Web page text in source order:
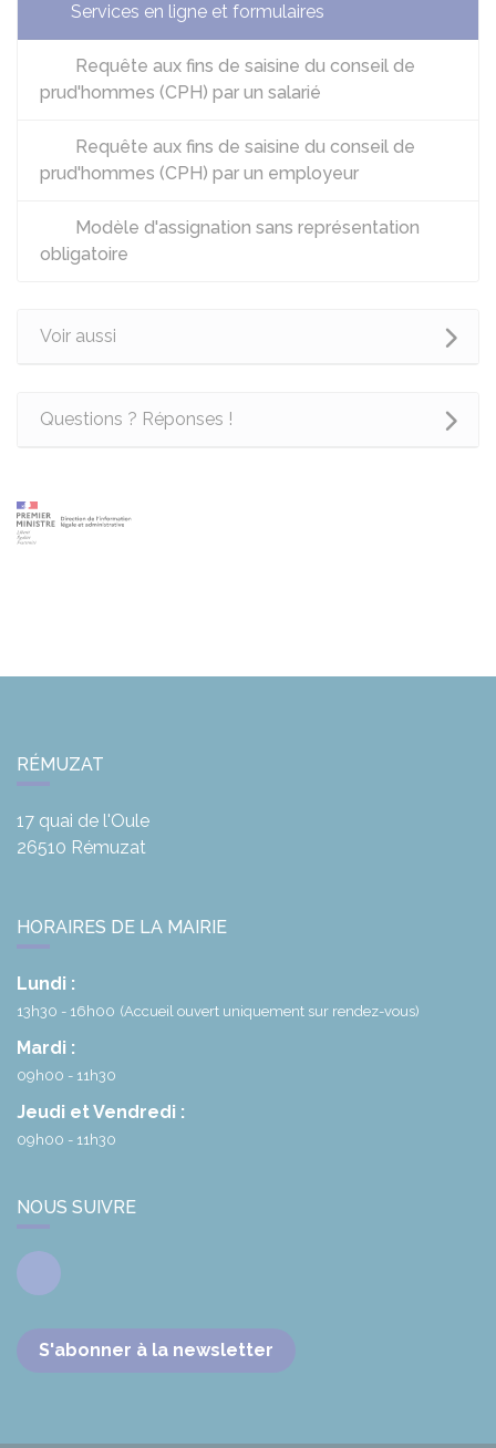
Services en ligne et formulaires
Requête aux fins de saisine du conseil de
prud'hommes (CPH) par un salarié
Requête aux fins de saisine du conseil de
prud'hommes (CPH) par un employeur
Modèle d'assignation sans représentation
obligatoire
Voir aussi
Questions ? Réponses !
RÉMUZAT
17 quai de l'Oule
26510 Rémuzat
HORAIRES DE LA MAIRIE
Lundi :
13h30 - 16h00 (Accueil ouvert uniquement sur rendez-vous)
Mardi :
09h00 - 11h30
Jeudi et Vendredi :
09h00 - 11h30
NOUS SUIVRE
Facebook
S'abonner à la newsletter